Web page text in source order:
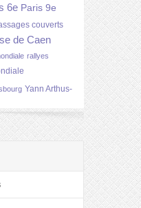
6e Paris 9e
couverts
de Caen
rallyes
Yann Arthus-